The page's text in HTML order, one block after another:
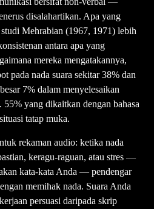
disalahartikan. Apa yang
Mehrabian (1967, 1971) lebih
antara apa yang
mereka mengatakannya,
pada nada suara sekitar 38% dan
7% dalam menyelesaikan
55% yang dikaitkan dengan bahasa
tatap muka.
rekaman audio: ketika nada
keragu-raguan, atau stres —
kata-kata Anda — pendengar
memihak nada. Suara Anda
persuasi daripada skrip